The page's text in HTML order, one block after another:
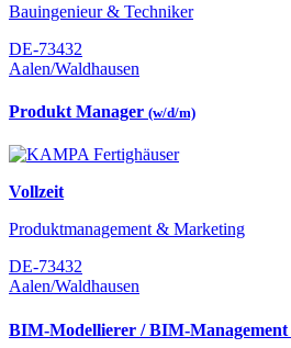
Bauingenieur & Techniker
DE-73432
Aalen/Waldhausen
Produkt Manager (w/d/m)
Vollzeit
Produktmanagement & Marketing
DE-73432
Aalen/Waldhausen
BIM-Modellierer / BIM-Management